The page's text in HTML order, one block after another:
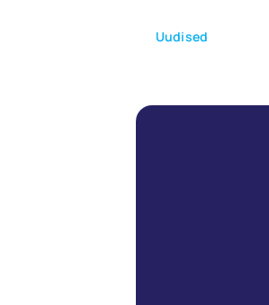
Uudised